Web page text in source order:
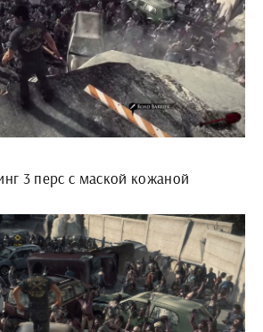
3 перс с маской кожаной